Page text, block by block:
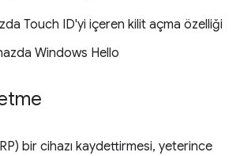
Touch ID'yi içeren kilit açma özelliği
Windows Hello
bir cihazı kaydettirmesi, yeterince